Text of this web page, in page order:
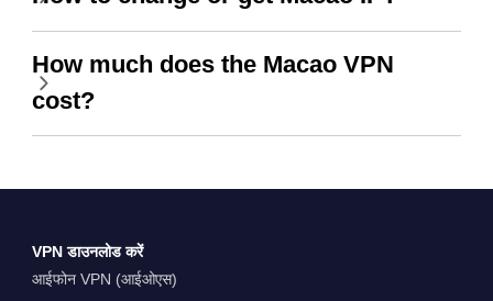
How much does the Macao VPN
cost?
VPN डाउनलोड करें
आईफोन VPN (आईओएस)